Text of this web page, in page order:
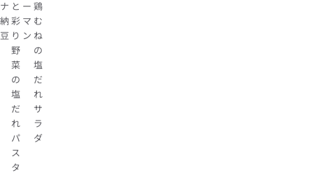
ナ
納
豆
と
彩
り
野
菜
の
塩
だ
れ
パ
ス
タ
ー
マ
ン
鶏
む
ね
の
塩
だ
れ
サ
ラ
ダ